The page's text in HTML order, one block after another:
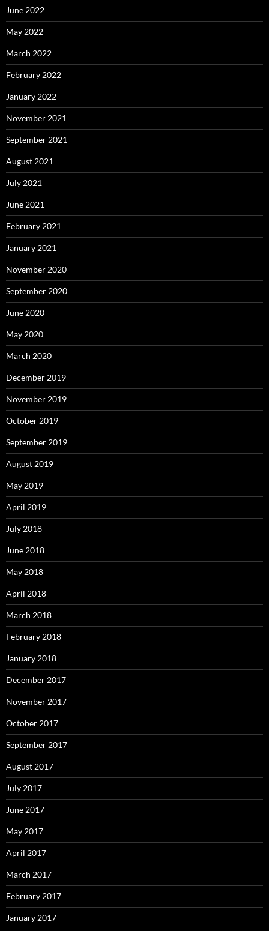
June 2022
May 2022
March 2022
February 2022
January 2022
November 2021
September 2021
August 2021
July 2021
June 2021
February 2021
January 2021
November 2020
September 2020
June 2020
May 2020
March 2020
December 2019
November 2019
October 2019
September 2019
August 2019
May 2019
April 2019
July 2018
June 2018
May 2018
April 2018
March 2018
February 2018
January 2018
December 2017
November 2017
October 2017
September 2017
August 2017
July 2017
June 2017
May 2017
April 2017
March 2017
February 2017
January 2017